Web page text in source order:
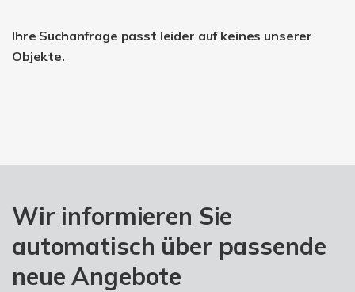
Ihre Suchanfrage passt leider auf keines unserer
Objekte.
Wir informieren Sie
automatisch über passende
neue Angebote